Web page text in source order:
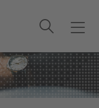
T
g
g
l
Suche